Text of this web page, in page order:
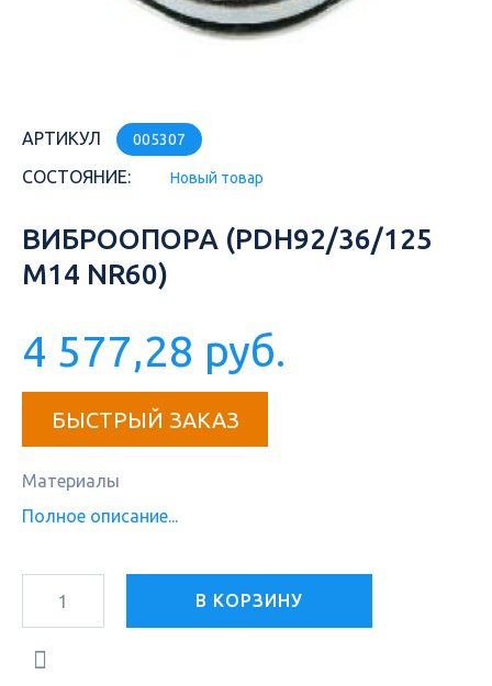
АРТИКУЛ 005307
СОСТОЯНИЕ: Новый товар
ВИБРООПОРА (PDH92/36/125
M14 NR60)
4 577,28 руб.
БЫСТРЫЙ ЗАКАЗ
Материалы
Полное описание...
В КОРЗИНУ